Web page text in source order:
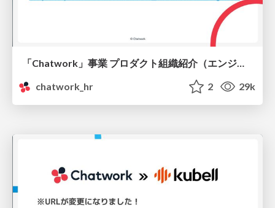
「Chatwork」事業 プロダクト組織紹介（エンジニア向け）
chatwork_hr
2 29k